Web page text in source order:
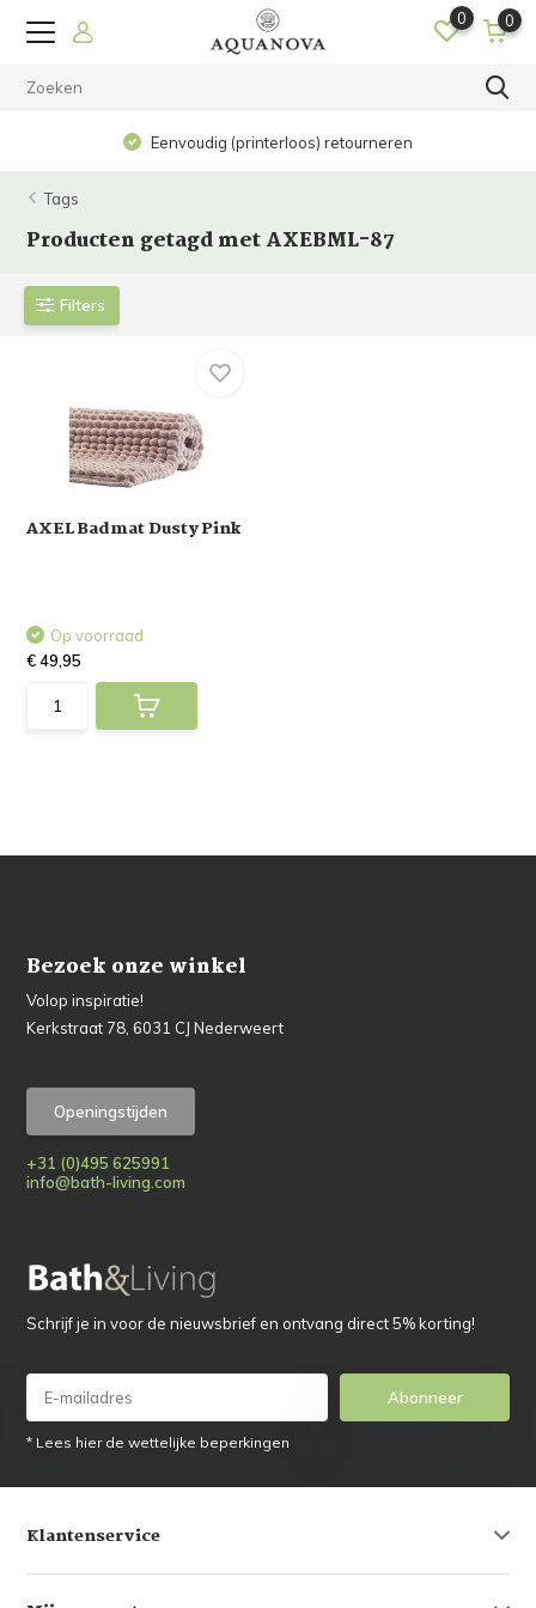
0 0
Eenvoudig (printerloos) retourneren
Tags
Producten getagd met AXEBML-87
Filters
AXEL Badmat Dusty Pink
Op voorraad
€ 49,95
Bezoek onze winkel
Volop inspiratie!
Kerkstraat 78, 6031 CJ Nederweert
Openingstijden
+31 (0)495 625991
info@bath-living.com
Schrijf je in voor de nieuwsbrief en ontvang direct 5% korting!
Abonneer
* Lees hier de wettelijke beperkingen
Klantenservice